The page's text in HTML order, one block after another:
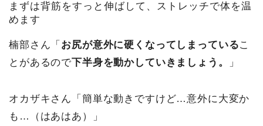
まずは背筋をすっと伸ばして、ストレッチで体を温
めます
楠部さん「 お尻が意外に硬くなってしまっているこ
とがあるので下半身を動かしていきましょう。 」
オカザキさん「簡単な動きですけど…意外に大変か
も…（はあはあ）」